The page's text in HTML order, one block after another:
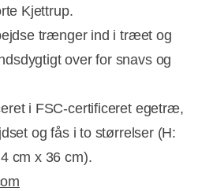
Kjettrup.
trænger ind i træet og
over for snavs og
i FSC-certificeret egetræ,
og fås i to størrelser (H:
cm x 36 cm).